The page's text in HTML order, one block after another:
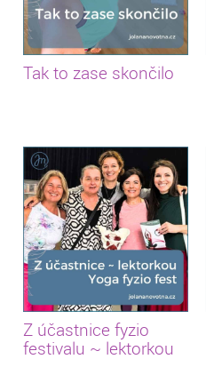
Tak to zase skončilo
Z účastnice fyzio
festivalu ~ lektorkou